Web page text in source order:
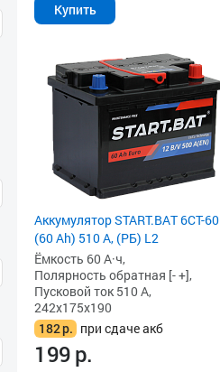
Купить
Аккумулятор START.BAT 6СТ-60
(60 Ah) 510 А, (РБ) L2
Ёмкость 60 А·ч,
Полярность обратная [- +],
Пусковой ток 510 А,
242x175x190
182р. при сдаче акб
199р.